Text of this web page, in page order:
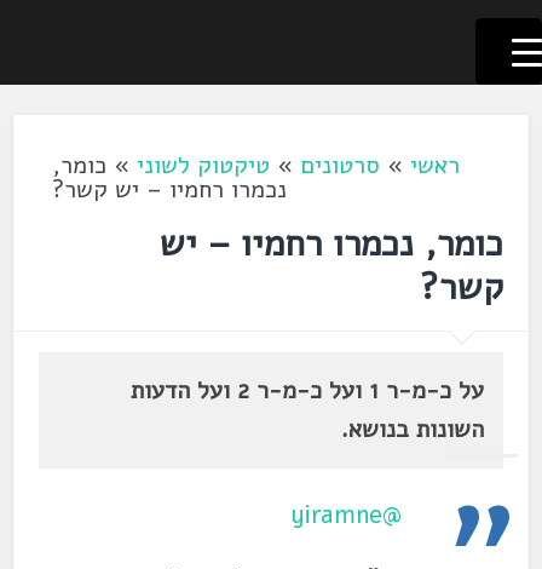
דלג
לתוכן
לשוניאדה
עברית. לשון. שפה
ראשי» סרטונים » טיקטוק לשוני» כומר,
נכמרו רחמיו – יש קשר?
כומר, נכמרו רחמיו – יש
קשר?
על כ-מ-ר 1 ועל כ-מ-ר 2 ועל הדעות
השונות בנושא.
@yiramne